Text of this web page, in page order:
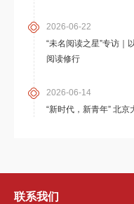
2026-06-22
“未名阅读之星”专访
阅读修行
2026-06-14
“新时代，新青年” 北
联系我们